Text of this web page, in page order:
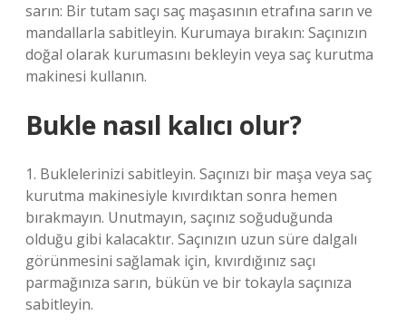
sarın: Bir tutam saçı saç maşasının etrafına sarın ve
mandallarla sabitleyin. Kurumaya bırakın: Saçınızın
doğal olarak kurumasını bekleyin veya saç kurutma
makinesi kullanın.
Bukle nasıl kalıcı olur?
1. Buklelerinizi sabitleyin. Saçınızı bir maşa veya saç
kurutma makinesiyle kıvırdıktan sonra hemen
bırakmayın. Unutmayın, saçınız soğuduğunda
olduğu gibi kalacaktır. Saçınızın uzun süre dalgalı
görünmesini sağlamak için, kıvırdığınız saçı
parmağınıza sarın, bükün ve bir tokayla saçınıza
sabitleyin.